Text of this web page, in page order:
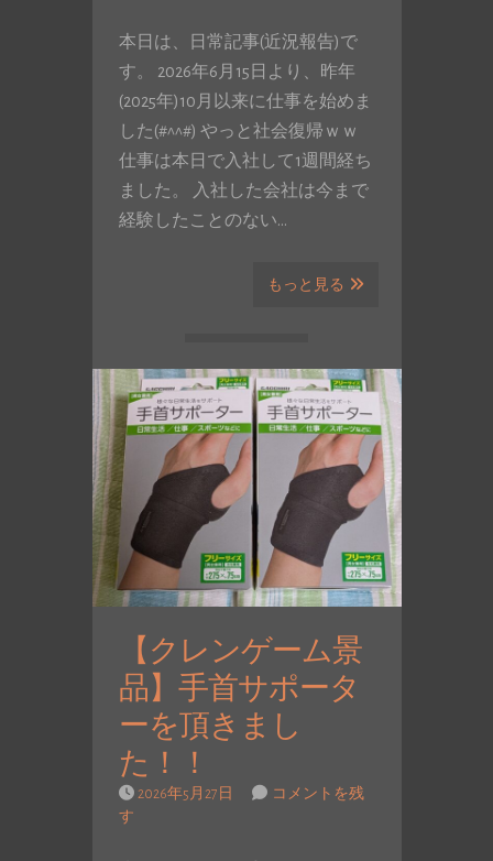
本日は、日常記事(近況報告)で
す。 2026年6月15日より、昨年
(2025年)10月以来に仕事を始めま
した(#^^#) やっと社会復帰ｗｗ
仕事は本日で入社して1週間経ち
ました。 入社した会社は今まで
経験したことのない…
もっと見る
【クレンゲーム景
品】手首サポータ
ーを頂きまし
た！！
2026年5月27日
コメントを残
す